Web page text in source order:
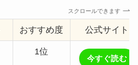
スクロールできます
おすすめ度 公式サイト
1位
今すぐ読む